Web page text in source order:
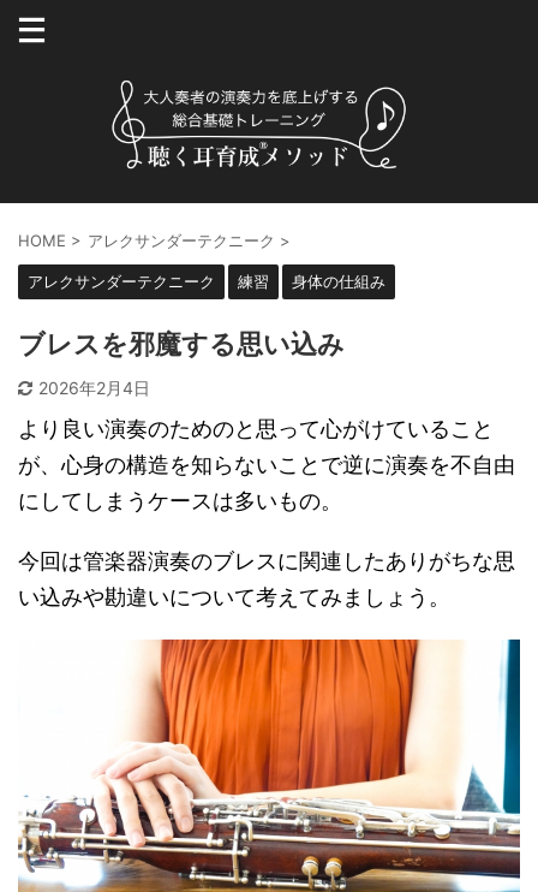
HOME > アレクサンダーテクニーク >
アレクサンダーテクニーク 練習 身体の仕組み
ブレスを邪魔する思い込み
2026年2月4日
より良い演奏のためのと思って心がけていること
が、心身の構造を知らないことで逆に演奏を不自由
にしてしまうケースは多いもの。
今回は管楽器演奏のブレスに関連したありがちな思
い込みや勘違いについて考えてみましょう。